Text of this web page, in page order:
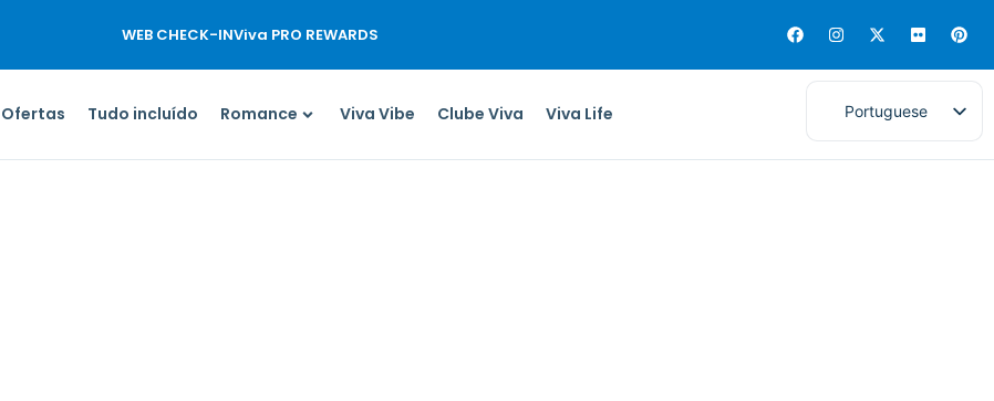
WEB CHECK-INViva PRO REWARDS
Ofertas Tudo incluído Romance Viva Vibe Clube Viva Viva Life Portuguese